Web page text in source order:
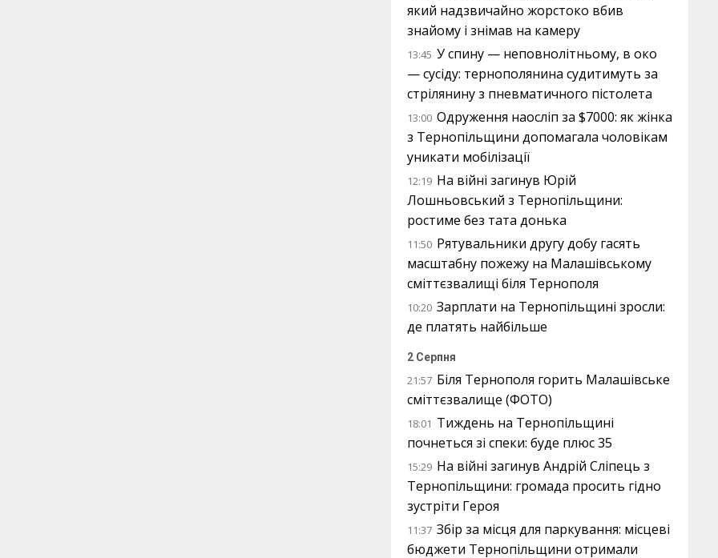
який надзвичайно жорстоко вбив
знайому і знімав на камеру
13:45 У спину — неповнолітньому, в око
— сусіду: тернополянина судитимуть за
стрілянину з пневматичного пістолета
13:00 Одруження наосліп за $7000: як жінка
з Тернопільщини допомагала чоловікам
уникати мобілізації
12:19 На війні загинув Юрій
Лошньовський з Тернопільщини:
ростиме без тата донька
11:50 Рятувальники другу добу гасять
масштабну пожежу на Малашівському
сміттєзвалищі біля Тернополя
10:20 Зарплати на Тернопільщині зросли:
де платять найбільше
2 Серпня
21:57 Біля Тернополя горить Малашівське
сміттєзвалище (ФОТО)
18:01 Тиждень на Тернопільщині
почнеться зі спеки: буде плюс 35
15:29 На війні загинув Андрій Сліпець з
Тернопільщини: громада просить гідно
зустріти Героя
11:37 Збір за місця для паркування: місцеві
бюджети Тернопільщини отримали